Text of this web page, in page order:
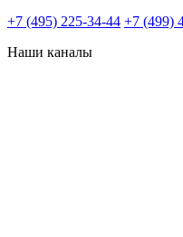
+7 (495) 225-34-44 +7 (499)
Наши каналы